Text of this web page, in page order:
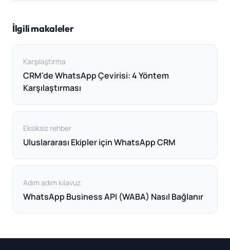
İlgili makaleler
Karşılaştırma
CRM'de WhatsApp Çevirisi: 4 Yöntem
Karşılaştırması
Eksiksiz rehber
Uluslararası Ekipler için WhatsApp CRM
Adım adım kılavuz
WhatsApp Business API (WABA) Nasıl Bağlanır